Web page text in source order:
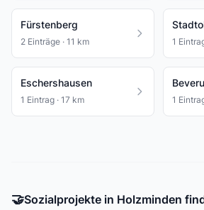
Fürstenberg
2 Einträge · 11 km 1
Eschershausen
1 Eintrag · 17 km 1
🤝Sozialprojekte in Holzminden